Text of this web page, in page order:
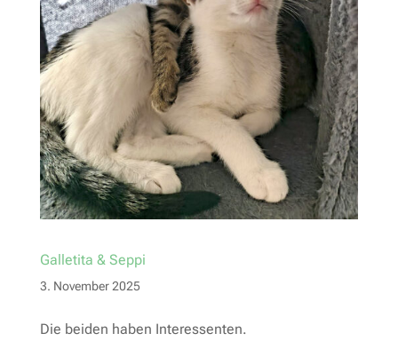
Galletita & Seppi
3. November 2025
Die beiden haben Interessenten.